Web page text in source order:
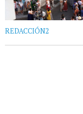
REDACCIÓN2